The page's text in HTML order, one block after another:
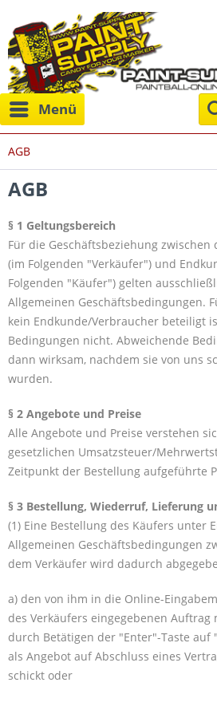
Menü
AGB
AGB
§ 1 Geltungsbereich
Für die Geschäftsbeziehung zwischen
(im Folgenden "Verkäufer") und
Folgenden "Käufer") gelten
Allgemeinen Geschäftsbedingungen.
kein Endkunde/Verbraucher beteiligt
Bedingungen nicht. Abweichende
dann wirksam, nachdem sie von uns
wurden.
§ 2 Angebote und Preise
Alle Angebote und Preise verstehen
gesetzlichen Umsatzsteuer/
Zeitpunkt der Bestellung aufgeführte
§ 3 Bestellung, Wiederruf, Lieferung
(1) Eine Bestellung des Käufers unter
Allgemeinen Geschäftsbedingungen
dem Verkäufer wird dadurch
a) den von ihm in die Online-
des Verkäufers eingegebenen
durch Betätigen der "Enter"-Taste auf
als Angebot auf Abschluss eines
schickt oder